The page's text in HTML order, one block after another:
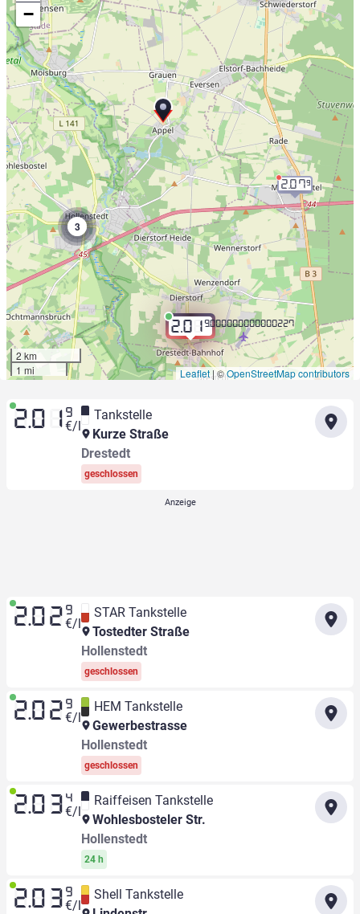
2.019.000000000000227
2.079
3
−
2 km
1 mi
Leaflet|©OpenStreetMap contributors
2.01 9
€/l
Tankstelle
Kurze Straße
Drestedt
geschlossen
2.02 9
€/l
STAR Tankstelle
Tostedter Straße
Hollenstedt
geschlossen
2.02 9
€/l
HEM Tankstelle
Gewerbestrasse
Hollenstedt
geschlossen
2.03 4
€/l
Raiffeisen Tankstelle
Wohlesbosteler Str.
Hollenstedt
24 h
2.03 9
€/l
Shell Tankstelle